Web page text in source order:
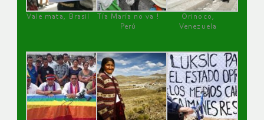
Vale mata, Brasil
Tía María no va !
Perú
Orinoco,
Venezuela